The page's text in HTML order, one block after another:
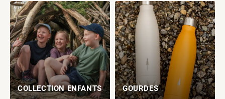
COLLECTION ENFANTS GOURDES